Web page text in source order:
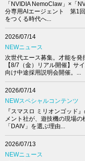
「NVIDIA NemoClaw」×「
分専用AIエージェント 第1回
をつくる時代へ...
2026/07/14
NEWニュース
次世代エース募集。才能を発
【8/7（金）リアル開催】サ
向け中途採用説明会開催。...
2026/07/14
NEWスペシャルコンテンツ
『スマスロ ミリオンゴッド
メント社が、遊技機の現場
「DAIV」を選ぶ理由...
2026/07/13
NEWニュース